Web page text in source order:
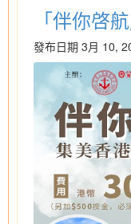
「伴你啓
發布日期 3月 10,